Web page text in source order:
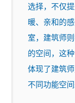
选择，不仅
暖、亲和的
室，建筑师
的空间，这
体现了建筑
不同功能空